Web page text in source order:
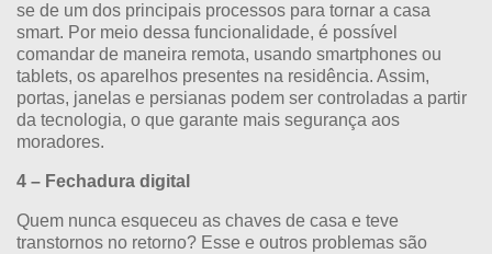
se de um dos principais processos para tornar a casa
smart. Por meio dessa funcionalidade, é possível
comandar de maneira remota, usando smartphones ou
tablets, os aparelhos presentes na residência. Assim,
portas, janelas e persianas podem ser controladas a partir
da tecnologia, o que garante mais segurança aos
moradores.
4 – Fechadura digital
Quem nunca esqueceu as chaves de casa e teve
transtornos no retorno? Esse e outros problemas são